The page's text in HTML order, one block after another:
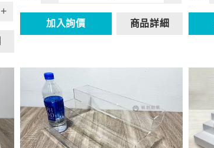
+
加入詢價 商品詳細